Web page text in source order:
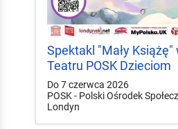
Spektakl "Mały
Teatru POSK Dzieciom
Do 7 czerwca 2026
POSK - Polski Ośrodek
Londyn